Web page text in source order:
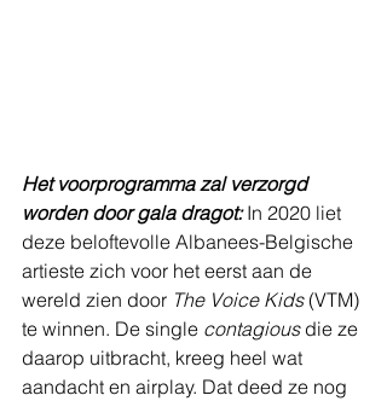
Het voorprogramma zal verzorgd
worden door gala dragot: In 2020 liet
deze beloftevolle Albanees-Belgische
artieste zich voor het eerst aan de
wereld zien door The Voice Kids (VTM)
te winnen. De single contagious die ze
daarop uitbracht, kreeg heel wat
aandacht en airplay. Dat deed ze nog